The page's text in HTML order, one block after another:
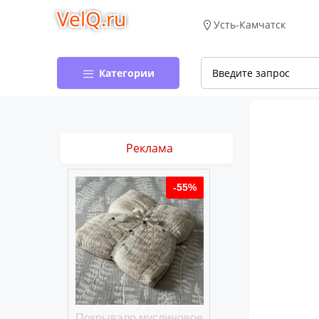
VelQ.ru Усть-Камчатск
Категории
Реклама
-55%